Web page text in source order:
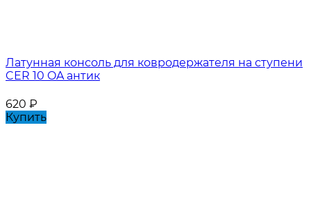
Латунная консоль для ковродержателя на ступени
CER 10 OA антик
620 ₽
Купить